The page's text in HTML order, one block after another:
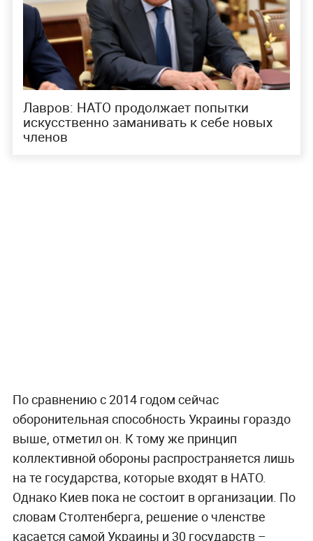
Лавров: НАТО продолжает попытки
искусственно заманивать к себе новых
членов
По сравнению с 2014 годом сейчас
оборонительная способность Украины гораздо
выше, отметил он. К тому же принцип
коллективной обороны распространяется лишь
на те государства, которые входят в НАТО.
Однако Киев пока не состоит в организации. По
словам Столтенберга, решение о членстве
касается самой Украины и 30 государств –